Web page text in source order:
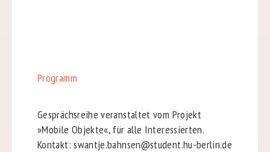
Programm
Gesprächsreihe veranstaltet vom Projekt
»Mobile Objekte«, für alle Interessierten.
Kontakt: swantje.bahnsen@student.hu-berlin.de